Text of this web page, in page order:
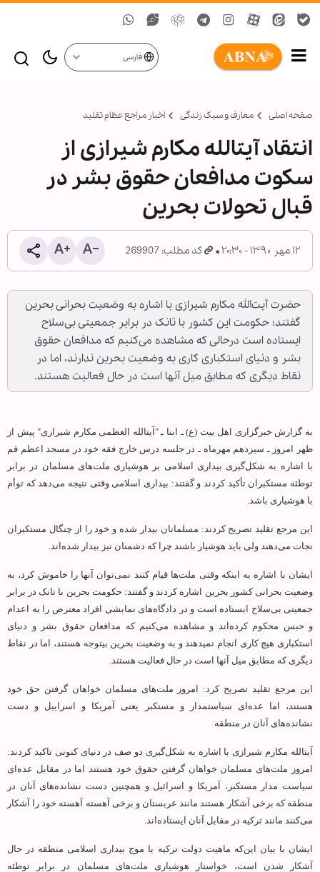
فارسی
صفحه اصلی معارف و سبک زندگی اخبار مراجع عظام تقلید
انتقاد آیت‏الله مکارم شیرازی از
سکوت مدافعان حقوق بشر در
قبال تحولات بحرین
۱۲ مهر ۱۳۹۰ - ۲۰:۳۰ کد مطلب: 269907
حضرت آیت‌الله مکارم شیرازی با اشاره به وضعیت بحرانی بحرین
گفتند: حکومت این کشور با تانک در برابر جمعیتی بی‌سلاح
ایستاده‌ است درحالی که مشاهده می‌کنیم که مدافعان حقوق
بشر و دنیای استکباری کاری به وضعیت بحرین ندارند، اما در
نقاط دیگری که مطابق میل آنها است در حال فعالیت هستند.
به گزارش خبرگزاری اهل بیت (ع) ـ ابنا ـ "آیت‏الله العظمی مکارم شیرازی" پیش از
ظهر امروز ـ سیزدهم مهرماه ـ در جلسه درس خارج فقه خود در مسجد اعظم قم
با اشاره به شکل‌گیری بیداری اسلامی بر هوشیاری ملت‌های مسلمان در برابر
توطئه مستکبران تأکید کردند و گفتند: بیداری اسلامی وقتی نتیجه می‌دهد که توأم
با هوشیاری باشد.
این مرجع تقلید تصریح کردند: مسلمانان بیدار شده و خود را از چنگال مستکبران
نجات می‌دهند ولی باید هوشیار باشند چرا که دشمنان نیز بیدار شده‌اند.
ایشان با اشاره به اینکه وقتی ملت‌ها قیام کنند نمی‌توان آنها را خاموش کرد، به
وضعیت بحرانی کشور بحرین اشاره کردند و گفتند: حکومت بحرین با تانک در برابر
جمعیتی بی‌سلاح ایستاده‌ است و در دادگاه‌های نمایشی افراد معترض را به اعدام
و حبس محکوم کرده‌اند و مشاهده می‌کنیم که مدافعان حقوق بشر و دنیای
استکباری هیچ کاری انجام نمی‏دهند و به وضعیت بحرین بی‏توجه هستند، اما در نقاط
دیگری که مطابق میل آنها است در حال فعالیت هستند.
این مرجع تقلید تصریح کرد: امروز ملت‌های مسلمان خواهان گرفتن حق خود
هستند، اما عده‌ای سیاستمدار و مستکبر یعنی آمریکا و اسراییل و دست
نشانده‌های آنان در منطقه
آیت‏الله مکارم شیرازی با اشاره به شکل‌گیری دو صف در دنیای کنونی تاکید کردند:
امروز ملت‌های مسلمان خواهان گرفتن حقوق خود هستند اما در مقابل عده‌ای
سیاست مدار مستکبر، آمریکا و اسرائیل و همچنین دست نشانده‌های آنان در
منطقه که برخی آشکار هستند مانند عربستان و برخی آهسته آهسته خود را آشکار
می‌کنند مانند ترکیه در مقابل آنان ایستاده‌اند.
ایشان با بیان این‌که ماهیت دولت ترکیه با موج بیداری اسلامی منطقه در حال
آشکار شدن است، خواستار هوشیاری ملت‌های مسلمان در برابر توطئه